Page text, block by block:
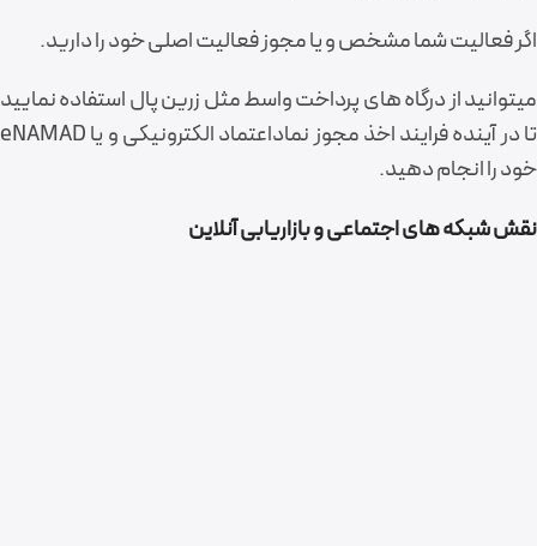
اگر فعالیت شما مشخص و یا مجوز فعالیت اصلی خود را دارید.
میتوانید از درگاه های پرداخت واسط مثل زرین پال استفاده نمایید
تا در آینده فرایند اخذ مجوز نماداعتماد الکترونیکی و یا eNAMAD
خود را انجام دهید.
نقش شبکه های اجتماعی و بازاریابی آنلاین